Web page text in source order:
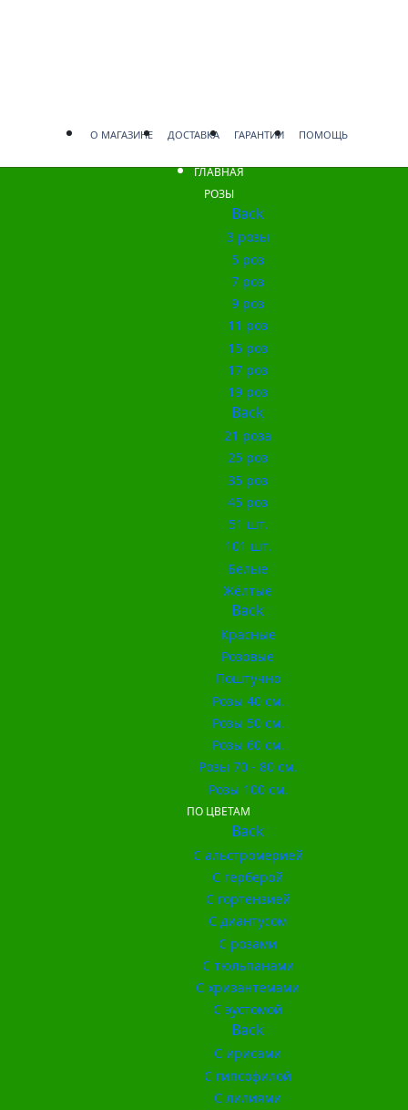
О МАГАЗИНЕ ДОСТАВКА ГАРАНТИИ ПОМОЩЬ
ГЛАВНАЯ
РОЗЫ
Back
3 розы
5 роз
7 роз
9 роз
11 роз
15 роз
17 роз
19 роз
Back
21 роза
25 роз
35 роз
45 роз
51 шт.
101 шт.
Белые
Жёлтые
Back
Красные
Розовые
Поштучно
Розы 40 см.
Розы 50 см.
Розы 60 см.
Розы 70 - 80 см.
Розы 100 см.
ПО ЦВЕТАМ
Back
С альстромерией
С герберой
С гортензией
С диантусом
С розами
С тюльпанами
С хризантемами
С эустомой
Back
С ирисами
С гипсофилой
С лилиями